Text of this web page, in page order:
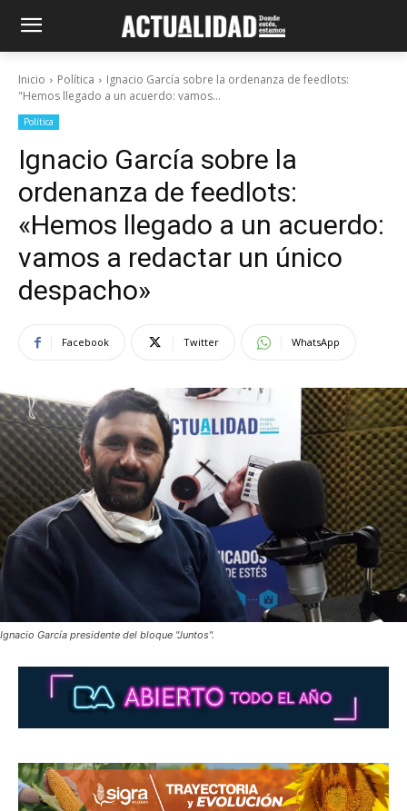
Inicio Política
Ignacio García sobre la ordenanza de feedlots:
"Hemos llegado a un acuerdo: vamos...
Política
Ignacio García sobre la
ordenanza de feedlots:
«Hemos llegado a un acuerdo:
vamos a redactar un único
despacho»
Facebook Twitter WhatsApp
Ignacio García presidente del bloque "Juntos".